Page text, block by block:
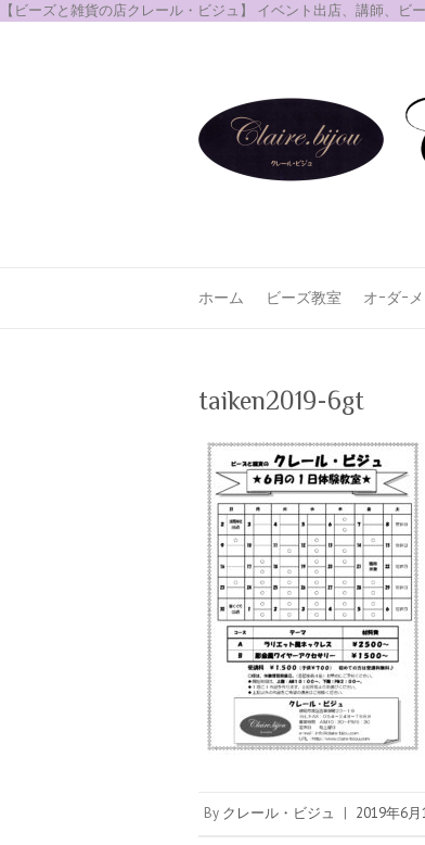
【ビーズと雑貨の店クレール・ビジュ】 イベント出店、講師、
ホーム ビーズ教室 オｰダｰ
taiken2019-6gt
By クレール・ビジュ | 2019年6月